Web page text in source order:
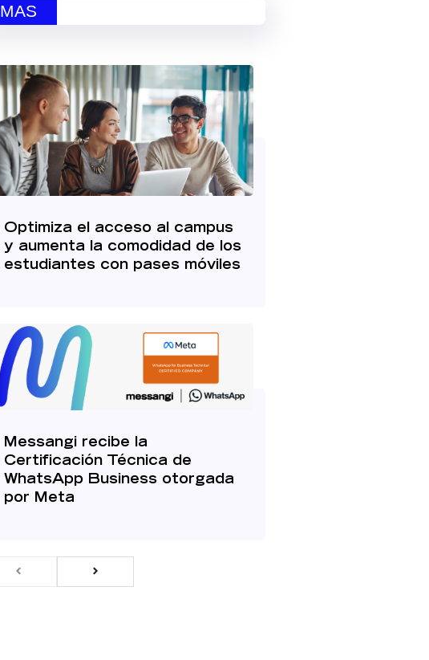
MAS
Optimiza el acceso al campus
y aumenta la comodidad de los
estudiantes con pases móviles
Messangi recibe la
Certificación Técnica de
WhatsApp Business otorgada
por Meta